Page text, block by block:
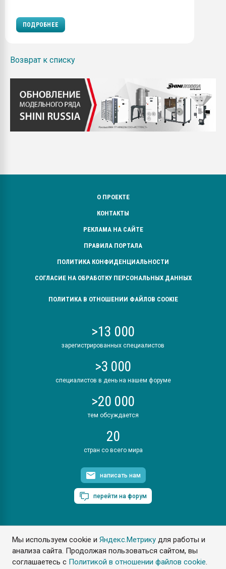
Мы используем cookie иЯндекс.Метрику для работы и
анализа сайта. Продолжая пользоваться сайтом, вы
соглашаетесь с Политикой в отношении файлов cookie.
ПОДРОБНЕЕ
Возврат к списку
О ПРОЕКТЕ
КОНТАКТЫ
РЕКЛАМА НА САЙТЕ
ПРАВИЛА ПОРТАЛА
ПОЛИТИКА КОНФИДЕНЦИАЛЬНОСТИ
СОГЛАСИЕ НА ОБРАБОТКУ ПЕРСОНАЛЬНЫХ ДАННЫХ
ПОЛИТИКА В ОТНОШЕНИИ ФАЙЛОВ COOKIE
>13 000
зарегистрированных специалистов
>3 000
специалистов в день на нашем форуме
>20 000
тем обсуждается
20
стран со всего мира
написать нам
перейти на форум
ПластЭксперт © 2006. Все права защищены
Разрешается копирование материалов сайта с обязательной
ссылкой на www.e-plastic.ru